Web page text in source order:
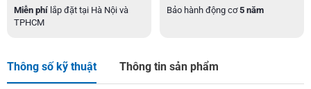
Miễn phí lắp đặt tại Hà Nội và
TPHCM
Bảo hành động cơ5 năm
Thông số kỹ thuật Thông tin sản phẩm